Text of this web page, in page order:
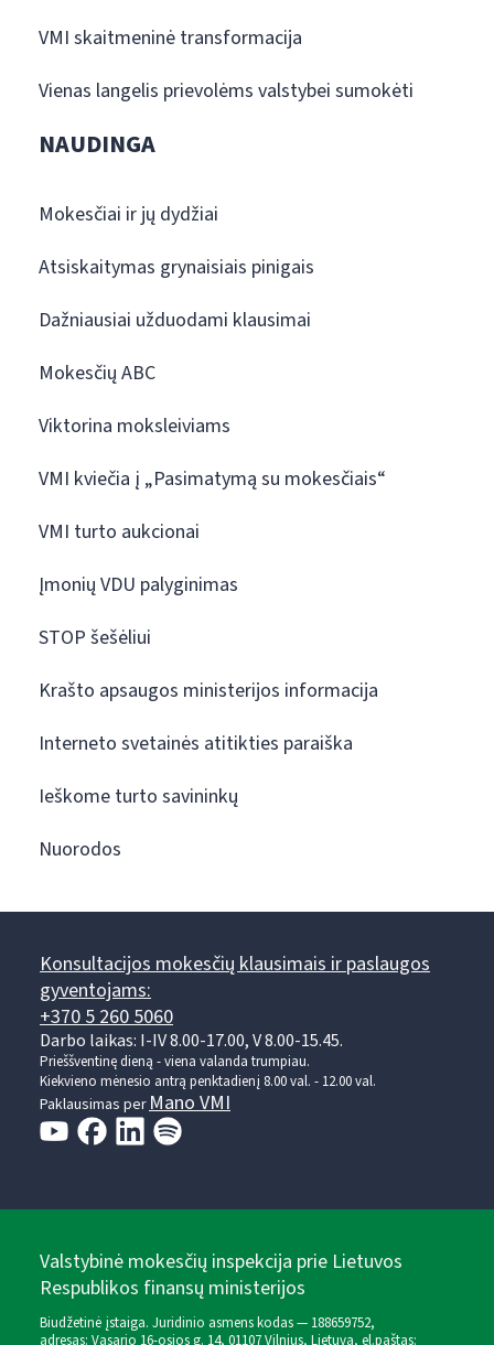
VMI skaitmeninė transformacija
Vienas langelis prievolėms valstybei sumokėti
NAUDINGA
Mokesčiai ir jų dydžiai
Atsiskaitymas grynaisiais pinigais
Dažniausiai užduodami klausimai
Mokesčių ABC
Viktorina moksleiviams
VMI kviečia į „Pasimatymą su mokesčiais“
VMI turto aukcionai
Įmonių VDU palyginimas
STOP šešėliui
Krašto apsaugos ministerijos informacija
Interneto svetainės atitikties paraiška
Ieškome turto savininkų
Nuorodos
Konsultacijos mokesčių klausimais ir paslaugos
gyventojams:
+370 5 260 5060
Darbo laikas: I-IV 8.00-17.00, V 8.00-15.45.
Prieššventinę dieną - viena valanda trumpiau.
Kiekvieno mėnesio antrą penktadienį 8.00 val. - 12.00 val.
Paklausimas perMano VMI
Valstybinė mokesčių inspekcija prie Lietuvos
Respublikos finansų ministerijos
Biudžetinė įstaiga. Juridinio asmens kodas — 188659752,
adresas: Vasario 16-osios g. 14, 01107 Vilnius, Lietuva, el.paštas: